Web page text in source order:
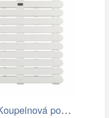
Wenko Koupelnová podložka do sprchy…